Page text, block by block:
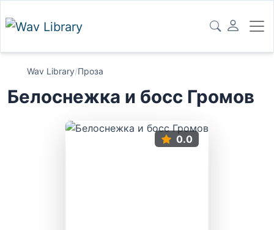
Wav Library/Проза
Белоснежка и босс Громов
0.0